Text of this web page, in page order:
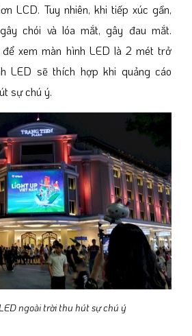
LCD. Tuy nhiên, khi tiếp xúc gần,
chói và lóa mắt, gây đau mắt.
xem màn hình LED là 2 mét trở
LED sẽ thích hợp khi quảng cáo
sự chú ý.
ngoài trời thu hút sự chú ý